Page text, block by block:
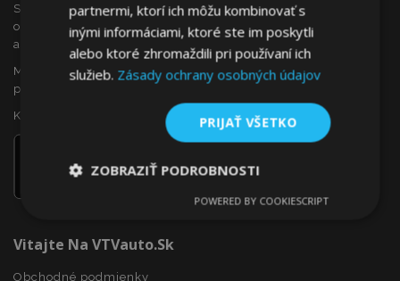
Slovensku, ako sú napr.: ozdobné kryty kolies (puklice),
okenné deflektory, autopoťahy, autorohože, chrómové kryty
a rámy, ...
Máte záujem o dropshipping, alebo sa chcete stať našim
partnerom?
Kontaktujte nás ešte dnes!
Vitajte Na VTVauto.sk
Obchodné podmienky
partnermi, ktorí ich môžu kombinovať s
inými informáciami, ktoré ste im poskytli
alebo ktoré zhromaždili pri používaní ich
služieb. Zásady ochrany osobných údajov
PRIJAŤ VŠETKO
ZOBRAZIŤ PODROBNOSTI
Výkonnosť Cielenie
POWERED BY COOKIESCRIPT